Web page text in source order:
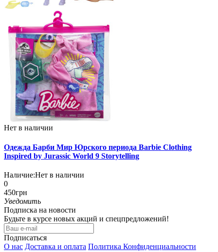
Нет в наличии
Одежда Барби Мир Юрского периода Barbie Clothing
Inspired by Jurassic World 9 Storytelling
Наличие:Нет в наличии
0
450грн
Уведомить
Подписка на новости
Будьте в курсе новых акций и спецпредложений!
Подписаться
О нас Доставка и оплата Политика Конфиденциальности